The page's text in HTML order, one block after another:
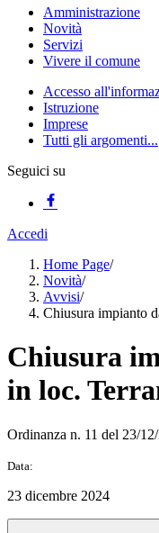
Amministrazione
Novità
Servizi
Vivere il comune
Accesso
Istruzione
Imprese
Tutti gli argomenti...
Seguici su
Accedi
Home Page/
Novità/
Avvisi/
Chiusura impianto
Chiusura
in loc.
Ordinanza n. 11 del 23/
Data:
23 dicembre 2024